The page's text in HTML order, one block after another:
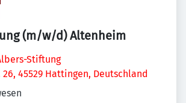
(m/w/d) Altenheim
Stiftung
26, 45529 Hattingen, Deutschland